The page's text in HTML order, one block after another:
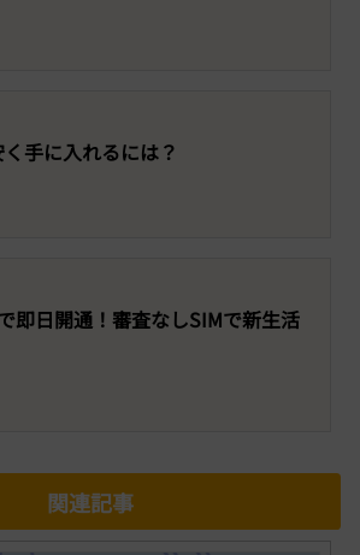
手に入れるには？
即日開通！審査なしSIMで新生活
関連記事